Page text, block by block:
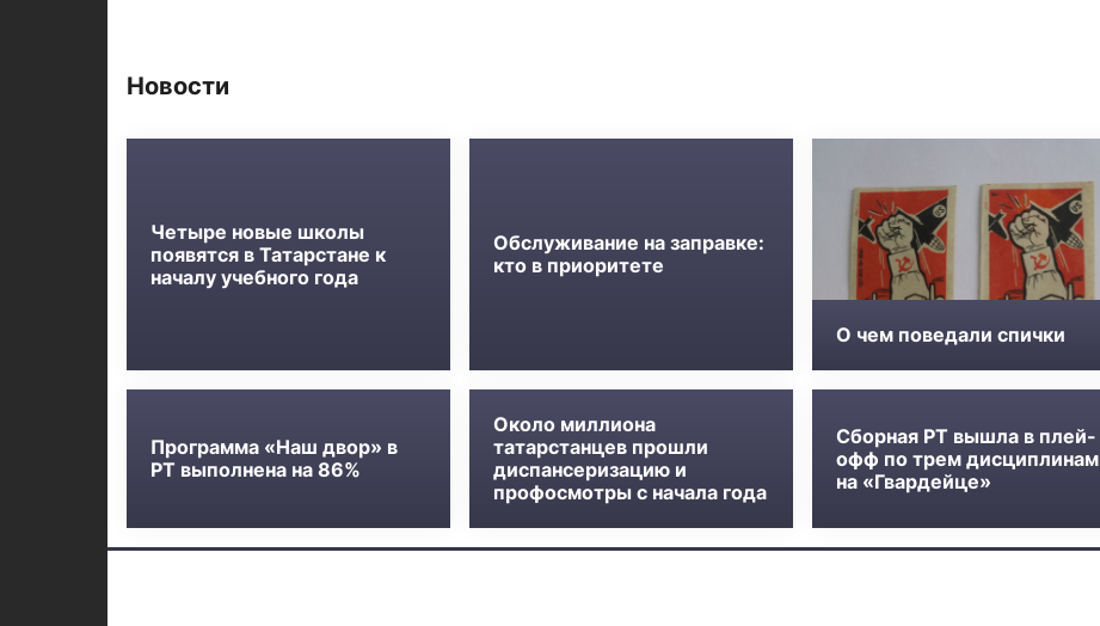
Новости
Четыре новые школы
появятся в Татарстане к
началу учебного года
Обслуживание на заправке:
кто в приоритете
О чем поведали спички
Программа «Наш двор» в
РТ выполнена на 86%
Около миллиона
татарстанцев прошли
диспансеризацию и
профосмотры с начала года
Сборная РТ вышла в плей-
офф по трем дисциплинам
на «Гвардейце»